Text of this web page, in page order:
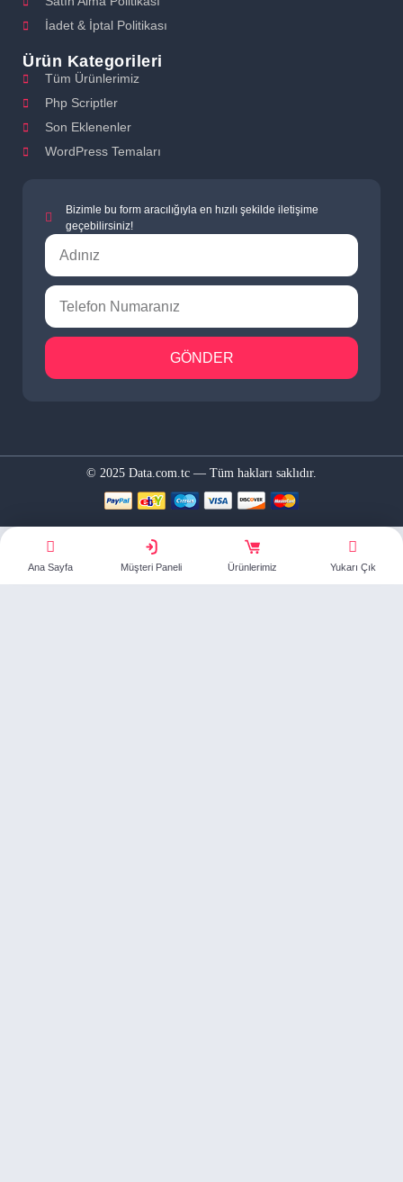
İadet & İptal Politikası
Ürün Kategorileri
Tüm Ürünlerimiz
Php Scriptler
Son Eklenenler
WordPress Temaları
Bizimle bu form aracılığıyla en hızılı şekilde iletişime
geçebilirsiniz!
GÖNDER
© 2025 Data.com.tc — Tüm hakları saklıdır.
Ana Sayfa Müşteri Paneli Ürünlerimiz Yukarı Çık